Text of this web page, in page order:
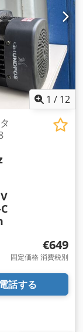
1 / 12
€649
固定価格 消費税別
電話する